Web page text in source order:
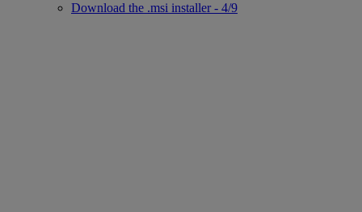
Download the .msi installer - 4/9